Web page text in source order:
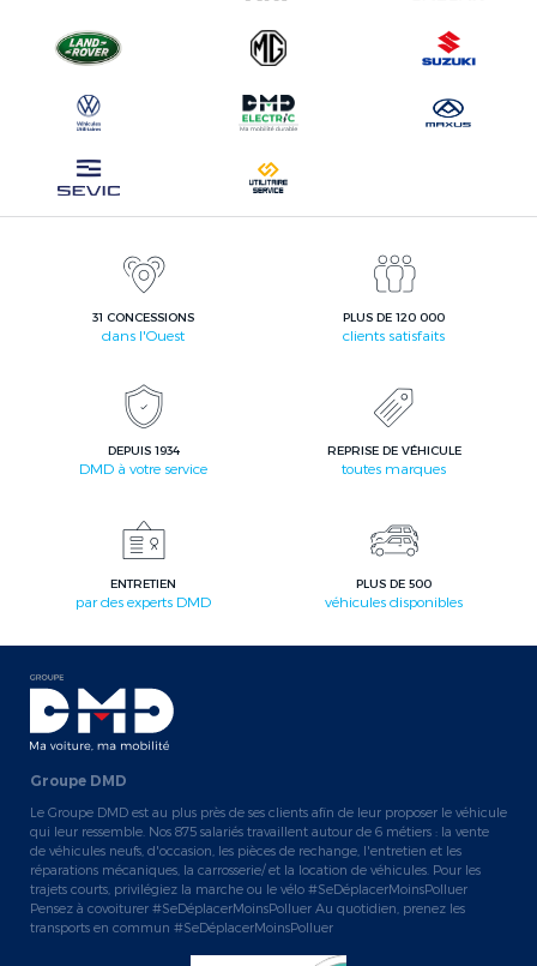
31 CONCESSIONS
dans l'Ouest
PLUS DE 120 000
clients satisfaits
DEPUIS 1934
DMD à votre service
REPRISE DE VÉHICULE
toutes marques
ENTRETIEN
par des experts DMD
PLUS DE 500
véhicules disponibles
Groupe DMD
Le Groupe DMD est au plus près de ses clients afin de leur proposer le véhicule
qui leur ressemble. Nos 875 salariés travaillent autour de 6 métiers : la vente
de véhicules neufs, d'occasion, les pièces de rechange, l'entretien et les
réparations mécaniques, la carrosserie/ et la location de véhicules. Pour les
trajets courts, privilégiez la marche ou le vélo #SeDéplacerMoinsPolluer
Pensez à covoiturer #SeDéplacerMoinsPolluer Au quotidien, prenez les
transports en commun #SeDéplacerMoinsPolluer